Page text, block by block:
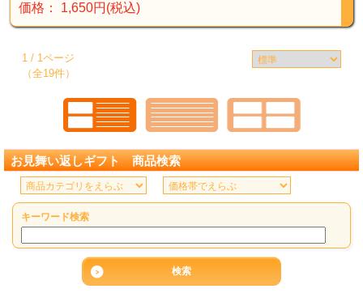
価格： 1,650円(税込)
1 / 1ページ
（全19件）
お見舞い返しギフト 商品検索
キーワード検索